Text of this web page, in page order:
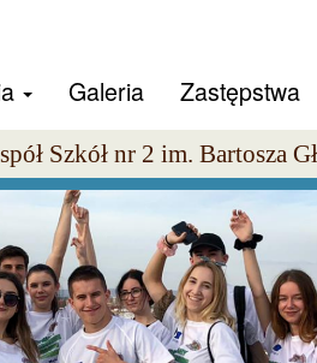
Galeria Zastępstwa
Szkół nr 2 im. Bartosza